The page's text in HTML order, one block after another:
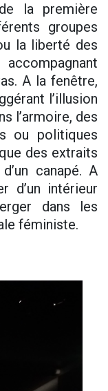
la première
groupes
la liberté des
A la fenêtre,
l’illusion
l’armoire, des
ou politiques
des extraits
canapé. A
d’un intérieur
dans les
féministe.